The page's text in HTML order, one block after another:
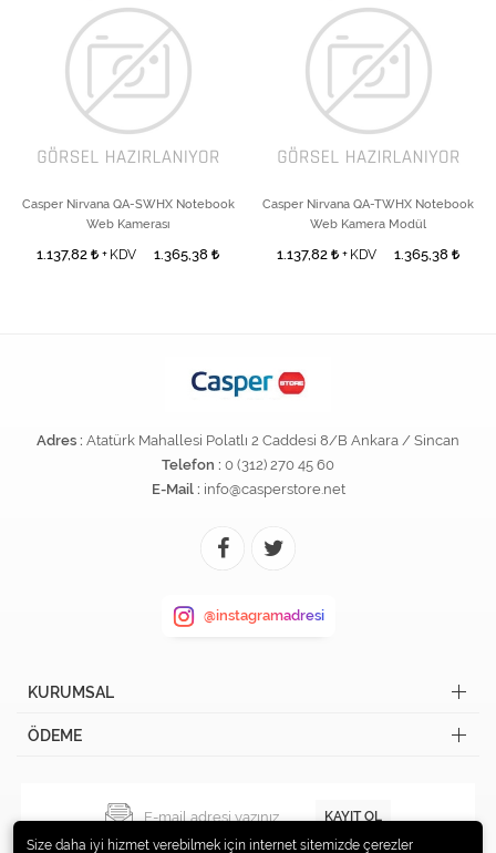
Casper Nirvana QA-SWHX Notebook
Web Kamerası
1.137,82 + KDV 1.365,38
Casper Nirvana QA-TWHX Notebook
Web Kamera Modül
1.137,82 + KDV 1.365,38
Adres : Atatürk Mahallesi Polatlı 2 Caddesi 8/B Ankara / Sincan
Telefon : 0 (312) 270 45 60
E-Mail : info@casperstore.net
@instagramadresi
KURUMSAL
ÖDEME
KAYIT OL
Size daha iyi hizmet verebilmek için internet sitemizde çerezler